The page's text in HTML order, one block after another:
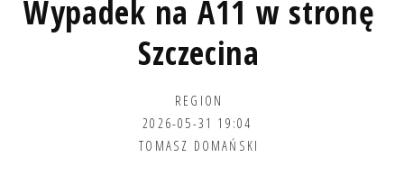
Wypadek na A11 w stronę
Szczecina
REGION
2026-05-31 19:04
TOMASZ DOMAŃSKI